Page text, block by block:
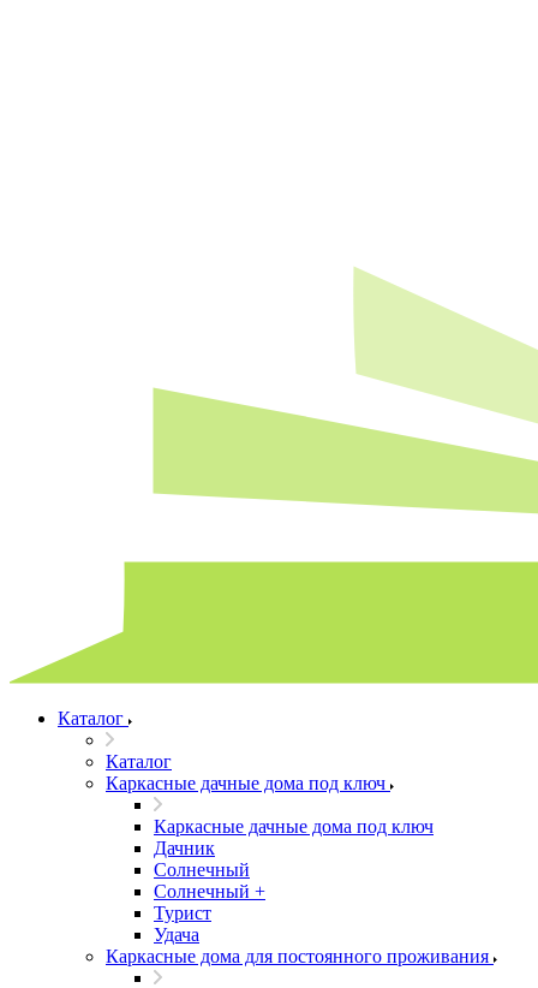
Каталог
Каталог
Каркасные дачные дома под ключ
Каркасные дачные дома под ключ
Дачник
Солнечный
Солнечный +
Турист
Удача
Каркасные дома для постоянного проживания